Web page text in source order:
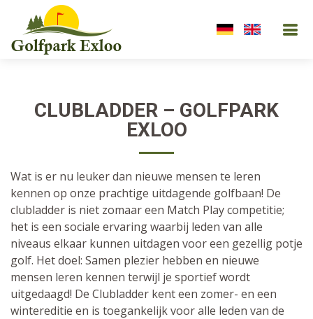
CLUBLADDER – GOLFPARK
EXLOO
Wat is er nu leuker dan nieuwe mensen te leren
kennen op onze prachtige uitdagende golfbaan! De
clubladder is niet zomaar een Match Play competitie;
het is een sociale ervaring waarbij leden van alle
niveaus elkaar kunnen uitdagen voor een gezellig potje
golf. Het doel: Samen plezier hebben en nieuwe
mensen leren kennen terwijl je sportief wordt
uitgedaagd! De Clubladder kent een zomer- en een
wintereditie en is toegankelijk voor alle leden van de